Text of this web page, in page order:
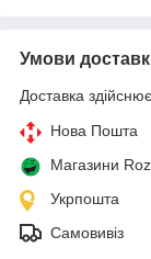
Умови
Доставка
Нова Пошта
Магазини
Укрпошта
Самовивіз